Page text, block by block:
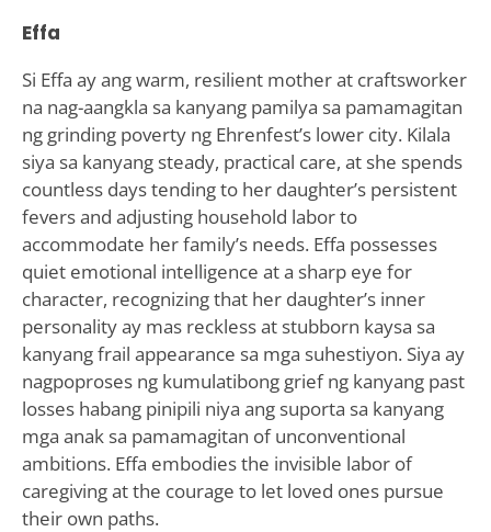
Effa
Si Effa ay ang warm, resilient mother at craftsworker
na nag-aangkla sa kanyang pamilya sa pamamagitan
ng grinding poverty ng Ehrenfest’s lower city. Kilala
siya sa kanyang steady, practical care, at she spends
countless days tending to her daughter’s persistent
fevers and adjusting household labor to
accommodate her family’s needs. Effa possesses
quiet emotional intelligence at a sharp eye for
character, recognizing that her daughter’s inner
personality ay mas reckless at stubborn kaysa sa
kanyang frail appearance sa mga suhestiyon. Siya ay
nagpoproses ng kumulatibong grief ng kanyang past
losses habang pinipili niya ang suporta sa kanyang
mga anak sa pamamagitan of unconventional
ambitions. Effa embodies the invisible labor of
caregiving at the courage to let loved ones pursue
their own paths.